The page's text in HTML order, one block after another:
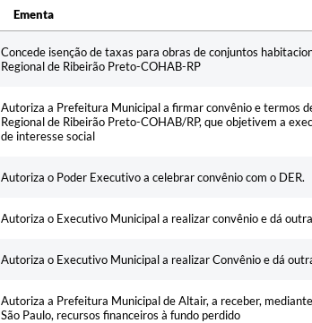
Ementa
Concede isenção de taxas para obras de conjuntos
Regional de Ribeirão Preto-COHAB-RP
Autoriza a Prefeitura Municipal a firmar convênio e termos
Regional de Ribeirão Preto-COHAB/RP, que objetivem a
de interesse social
Autoriza o Poder Executivo a celebrar convênio com o DER.
Autoriza o Executivo Municipal a realizar convênio e dá
Autoriza o Executivo Municipal a realizar Convênio e dá
Autoriza a Prefeitura Municipal de Altair, a receber,
São Paulo, recursos financeiros à fundo perdido